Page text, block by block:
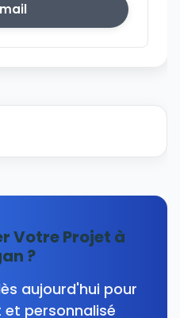
Votre Projet à
?
aujourd'hui pour
personnalisé